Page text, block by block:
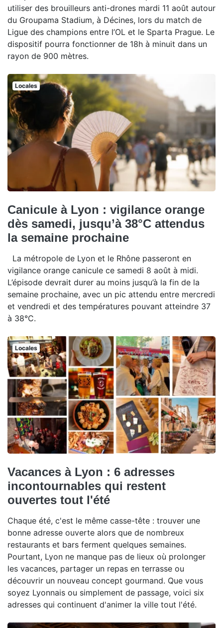
utiliser des brouilleurs anti-drones mardi 11 août autour
du Groupama Stadium, à Décines, lors du match de
Ligue des champions entre l’OL et le Sparta Prague. Le
dispositif pourra fonctionner de 18h à minuit dans un
rayon de 900 mètres.
Locales
Canicule à Lyon : vigilance orange
dès samedi, jusqu’à 38°C attendus
la semaine prochaine
La métropole de Lyon et le Rhône passeront en
vigilance orange canicule ce samedi 8 août à midi.
L’épisode devrait durer au moins jusqu’à la fin de la
semaine prochaine, avec un pic attendu entre mercredi
et vendredi et des températures pouvant atteindre 37
à 38°C.
Locales
Vacances à Lyon : 6 adresses
incontournables qui restent
ouvertes tout l'été
Chaque été, c'est le même casse-tête : trouver une
bonne adresse ouverte alors que de nombreux
restaurants et bars ferment quelques semaines.
Pourtant, Lyon ne manque pas de lieux où prolonger
les vacances, partager un repas en terrasse ou
découvrir un nouveau concept gourmand. Que vous
soyez Lyonnais ou simplement de passage, voici six
adresses qui continuent d'animer la ville tout l'été.